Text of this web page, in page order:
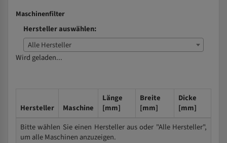
Maschinenfilter
Hersteller auswählen:
Alle Hersteller
Wird geladen...
Hersteller Maschine
Länge
[mm]
Breite
[mm]
Dicke
[mm]
Bitte wählen Sie einen Hersteller aus oder "Alle Hersteller",
um alle Maschinen anzuzeigen.